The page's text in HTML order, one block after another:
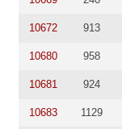
10672 913
10680 958
10681 924
10683 1129